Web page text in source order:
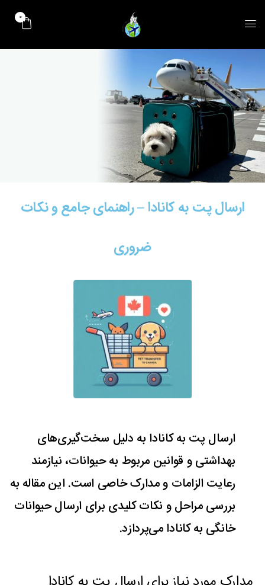
0
ارسال پت به کانادا – راهنمای جامع و نکات
ضروری
ارسال پت به کانادا به دلیل سخت‌گیری‌های
بهداشتی و قوانین مربوط به حیوانات، نیازمند
رعایت الزامات و مدارک خاصی است. این مقاله به
بررسی مراحل و نکات کلیدی برای ارسال حیوانات
خانگی به کانادا می‌پردازد.